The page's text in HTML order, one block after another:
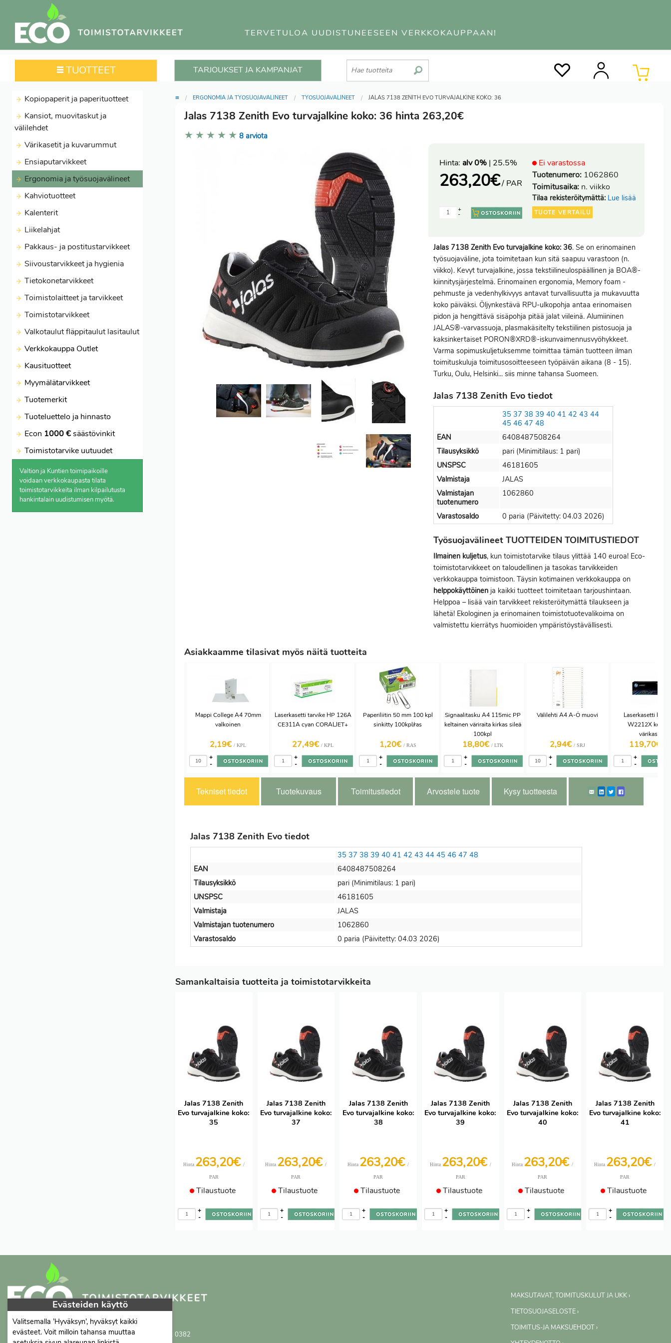
TERVETULOA UUDISTUNEESEEN VERKKOKAUPPAAN!
TUOTTEET TARJOUKSET JA KAMPANJAT
Kopiopaperit ja paperituotteet
Kansiot, muovitaskut ja
välilehdet
Värikasetit ja kuvarummut
Ensiaputarvikkeet
Ergonomia ja työsuojavälineet
Kahviotuotteet
Kalenterit
Liikelahjat
Pakkaus- ja postitustarvikkeet
Siivoustarvikkeet ja hygienia
Tietokonetarvikkeet
Toimistolaitteet ja tarvikkeet
Toimistotarvikkeet
Valkotaulut fläppitaulut lasitaulut
Verkkokauppa Outlet
Kausituotteet
Myymälätarvikkeet
Tuotemerkit
Tuoteluettelo ja hinnasto
Econ 1000 €säästövinkit
Toimistotarvike uutuudet
Valtion ja Kuntien toimipaikoille
voidaan verkkokaupasta tilata
toimistotarvikkeita ilman kilpailutusta
hankintalain uudistumisen myötä.
≡ ERGONOMIA JA TYÖSUOJAVÄLINEET TYÖSUOJAVÄLINEET JALAS 7138 ZENITH EVO TURVAJALKINE KOKO: 36
Jalas 7138 Zenith Evo turvajalkine koko: 36 hinta 263,20€
★ ★ ★ ★ ★ 8 arviota
Hinta: alv 0% | 25.5%
263,20€/ PAR
-
+
Ei varastossa
Tuotenumero: 1062860
Toimitusaika: n. viikko
Tilaa rekisteröitymättä: Lue lisää
TUOTE VERTAILU
Jalas 7138 Zenith Evo turvajalkine koko: 36. Se on erinomainen
työsuojaväline, jota toimitetaan kun sitä saapuu varastoon (n.
viikko). Kevyt turvajalkine, jossa tekstiilineulospäällinen ja BOA®-
kiinnitysjärjestelmä. Erinomainen ergonomia, Memory foam -
pehmuste ja vedenhylkivyys antavat turvallisuutta ja mukavuutta
koko päiväksi. Öljynkestävä RPU-ulkopohja antaa erinomaisen
pidon ja hengittävä sisäpohja pitää jalat viileinä. Alumiininen
JALAS®-varvassuoja, plasmakäsitelty tekstiilinen pistosuoja ja
kaksinkertaiset PORON®XRD®-iskunvaimennusvyöhykkeet.
Varma sopimuskuljetuksemme toimittaa tämän tuotteen ilman
toimituskuluja toimitusosoitteeseen työpäivän aikana (8 - 15).
Turku, Oulu, Helsinki... siis minne tahansa Suomeen.
Jalas 7138 Zenith Evo tiedot
35 37 38 39 40 41 42 43 44
45 46 47 48
EAN
6408487508264
Tilausyksikkö
pari (Minimitilaus: 1 pari)
UNSPSC
46181605
Valmistaja
JALAS
Valmistajan
tuotenumero
1062860
Varastosaldo 0 paria (Päivitetty: 04.03 2026)
Työsuojavälineet TUOTTEIDEN TOIMITUSTIEDOT
Ilmainen kuljetus, kun toimistotarvike tilaus ylittää 140 euroa! Eco-
toimistotarvikkeet on taloudellinen ja tasokas tarvikkeiden
verkkokauppa toimistoon. Täysin kotimainen verkkokauppa on
helppokäyttöinen ja kaikki tuotteet toimitetaan tarjoushintaan.
Helppoa – lisää vain tarvikkeet rekisteröitymättä tilaukseen ja
lähetä! Ekologinen ja erinomainen toimistotuotevalikoima on
valmistettu kierrätys huomioiden ympäristöystävällisesti.
Asiakkaamme tilasivat myös näitä tuotteita
Mappi College A4 70mm
valkoinen
2,19€ / KPL
-
+
Laserkasetti tarvike HP 126A
CE311A cyan CORALJET+
27,49€ / KPL
-
+
Paperiliitin 50 mm 100 kpl
sinkitty 100kpl/ras
1,20€ / RAS
-
+
Signaalitasku A4 115mic PP
keltainen väriraita kirkas sileä
100kpl
18,80€ / LTK
-
+
Välilehti A4 A-Ö muovi
2,94€ / SRJ
-
+
Laserkasetti HP
W2212X
värikasetti
119,70€
-
+
Tekniset tiedot Tuotekuvaus Toimitustiedot Arvostele tuote Kysy tuotteesta
Jalas 7138 Zenith Evo tiedot
35 37 38 39 40 41 42 43 44 45 46 47 48
EAN
6408487508264
Tilausyksikkö
pari (Minimitilaus: 1 pari)
UNSPSC
46181605
Valmistaja
JALAS
Valmistajan tuotenumero
1062860
Varastosaldo
0 paria (Päivitetty: 04.03 2026)
Samankaltaisia tuotteita ja toimistotarvikkeita
Jalas 7138 Zenith
Evo turvajalkine koko:
35
Hinta 263,20€ /
PAR
Tilaustuote
-
+
Jalas 7138 Zenith
Evo turvajalkine koko:
37
Hinta 263,20€/
PAR
Tilaustuote
-
+
Jalas 7138 Zenith
Evo turvajalkine koko:
38
Hinta 263,20€/
PAR
Tilaustuote
-
+
Jalas 7138 Zenith
Evo turvajalkine koko:
39
Hinta 263,20€ /
PAR
Tilaustuote
-
+
Jalas 7138 Zenith
Evo turvajalkine koko:
40
Hinta 263,20€/
PAR
Tilaustuote
-
+
Jalas 7138 Zenith
Evo turvajalkine koko:
41
Hinta 263,20€/
PAR
Tilaustuote
-
+
Proficient Co OyFI07452333
Ma-To 8-16, Pe 8-15 | myynti@proficient.fi | Puh: 050 341 0382
MAKSUTAVAT, TOIMITUSKULUT JA UKK ›
TIETOSUOJASELOSTE ›
TOIMITUS-JA MAKSUEHDOT ›
Evästeiden käyttö
Valitsemalla ’Hyväksyn’, hyväksyt kaikki
evästeet. Voit milloin tahansa muuttaa